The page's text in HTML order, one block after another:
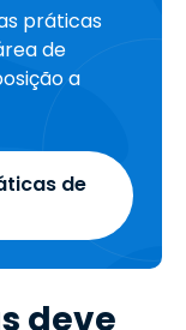
práticas
de
a
de
deve